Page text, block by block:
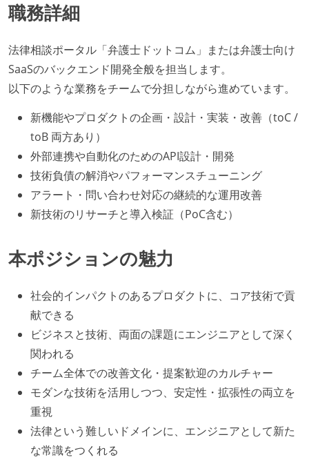
職務詳細
法律相談ポータル「弁護士ドットコム」または弁護士向け
SaaSのバックエンド開発全般を担当します。
以下のような業務をチームで分担しながら進めています。
新機能やプロダクトの企画・設計・実装・改善（toC /
toB 両方あり）
外部連携や自動化のためのAPI設計・開発
技術負債の解消やパフォーマンスチューニング
アラート・問い合わせ対応の継続的な運用改善
新技術のリサーチと導入検証（PoC含む）
本ポジションの魅力
社会的インパクトのあるプロダクトに、コア技術で貢
献できる
ビジネスと技術、両面の課題にエンジニアとして深く
関われる
チーム全体での改善文化・提案歓迎のカルチャー
モダンな技術を活用しつつ、安定性・拡張性の両立を
重視
法律という難しいドメインに、エンジニアとして新た
な常識をつくれる